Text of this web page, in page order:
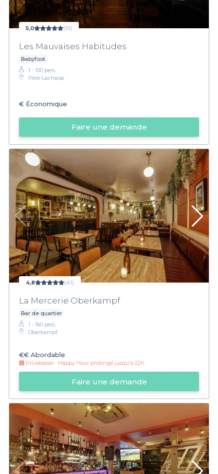
5,0 (51)
Les Mauvaises Habitudes
Babyfoot
1 - 100 pers.
Père-Lachaise
€ Économique
Faire une demande
4,8 (41)
La Mercerie Oberkampf
Bar de quartier
1 - 160 pers.
Oberkampf
€€ Abordable
Privateaser : Happy Hour prolongé jusqu'à 22h
Faire une demande